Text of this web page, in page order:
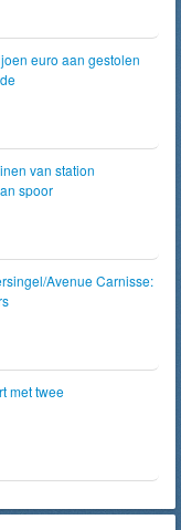
euro aan gestolen
van station
spoor
Avenue Carnisse:
met twee